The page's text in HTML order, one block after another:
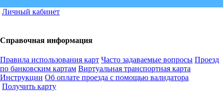
Личный кабинет
Справочная информация
Правила использования карт Часто задаваемые вопросы Проезд
по банковским картам Виртуальная транспортная карта
Инструкции Об оплате проезда с помощью валидатора
Получить карту